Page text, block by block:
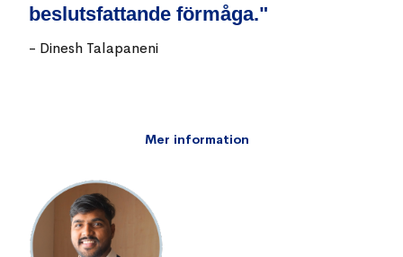
beslutsfattande förmåga."
- Dinesh Talapaneni
Mer information